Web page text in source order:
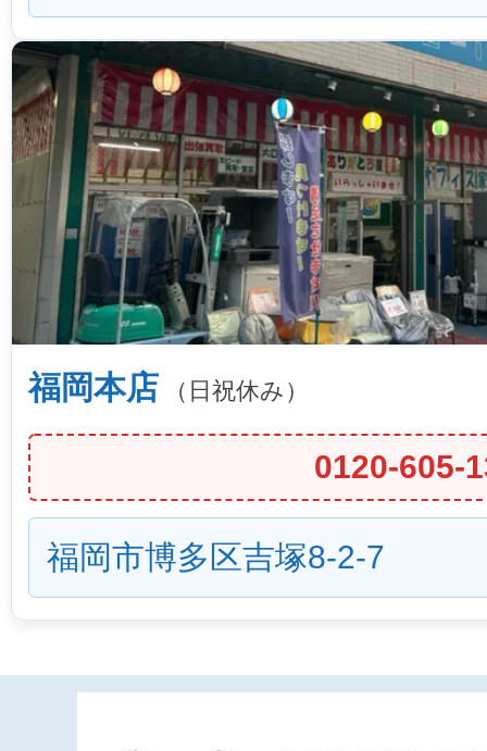
福岡本店 （日祝休み）
0120-605-
福岡市博多区吉塚8-2-7